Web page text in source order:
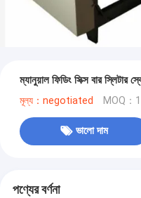
ম্যানুয়াল ফিডিং সিক্স বার স্লিটার
মূল্য：negotiated MOQ：1
ভালো দাম
পণ্যের বর্ণনা